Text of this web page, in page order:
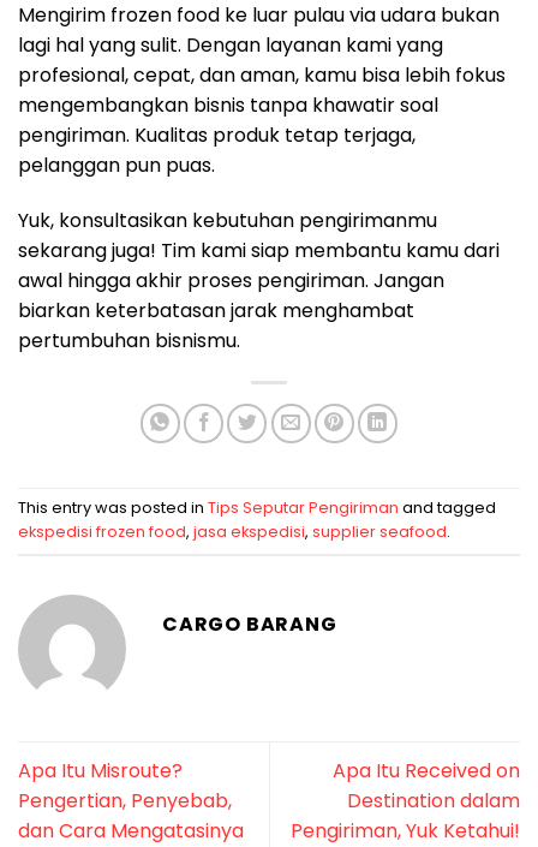
Mengirim frozen food ke luar pulau via udara bukan
lagi hal yang sulit. Dengan layanan kami yang
profesional, cepat, dan aman, kamu bisa lebih fokus
mengembangkan bisnis tanpa khawatir soal
pengiriman. Kualitas produk tetap terjaga,
pelanggan pun puas.
Yuk, konsultasikan kebutuhan pengirimanmu
sekarang juga! Tim kami siap membantu kamu dari
awal hingga akhir proses pengiriman. Jangan
biarkan keterbatasan jarak menghambat
pertumbuhan bisnismu.
This entry was posted in Tips Seputar Pengiriman and tagged
ekspedisi frozen food, jasa ekspedisi, supplier seafood.
CARGO BARANG
Apa Itu Misroute?
Pengertian, Penyebab,
dan Cara Mengatasinya
Apa Itu Received on
Destination dalam
Pengiriman, Yuk Ketahui!